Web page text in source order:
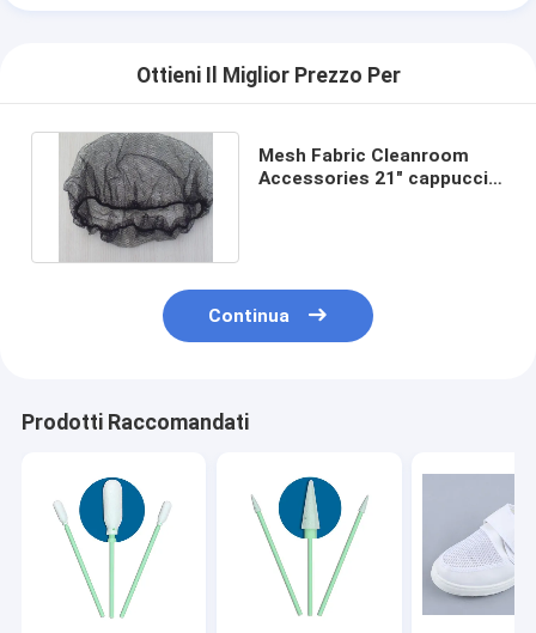
Ottieni Il Miglior Prezzo Per
Mesh Fabric Cleanroom
Accessories 21" cappuccio
Continua
Prodotti Raccomandati